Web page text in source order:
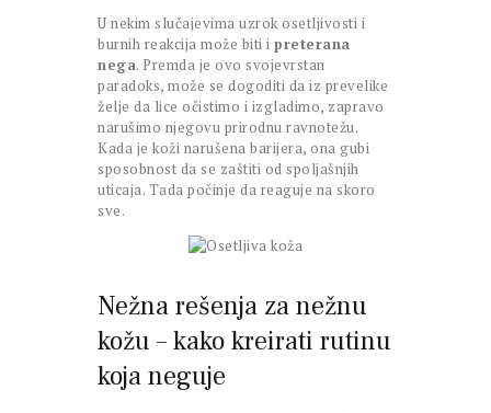
U nekim slučajevima uzrok osetljivosti i
burnih reakcija može biti i preterana
nega. Premda je ovo svojevrstan
paradoks, može se dogoditi da iz prevelike
želje da lice očistimo i izgladimo, zapravo
narušimo njegovu prirodnu ravnotežu.
Kada je koži narušena barijera, ona gubi
sposobnost da se zaštiti od spoljašnjih
uticaja. Tada počinje da reaguje na skoro
sve.
Nežna rešenja za nežnu
kožu – kako kreirati rutinu
koja neguje